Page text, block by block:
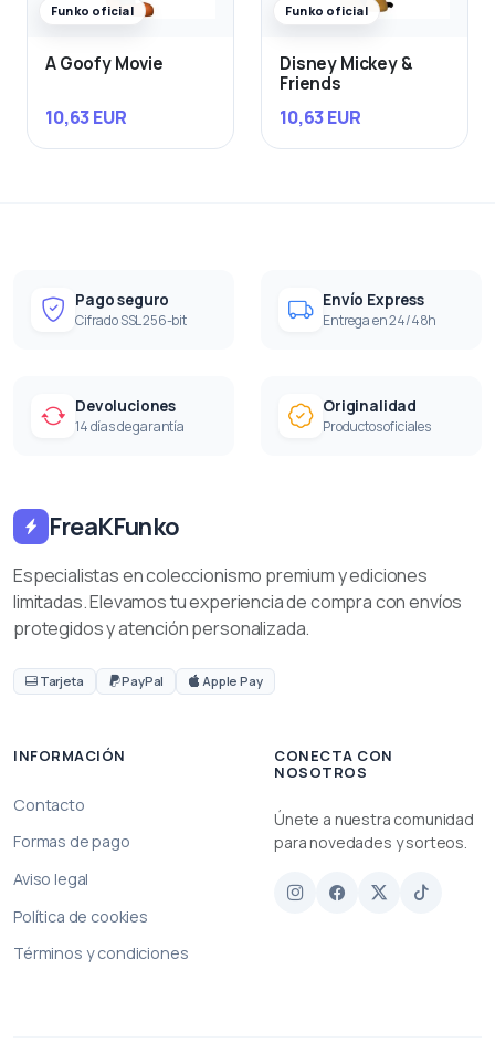
Funko oficial
A Goofy Movie
10,63 EUR
Funko oficial
Disney Mickey &
Friends
10,63 EUR
Pago seguro
Cifrado SSL 256-bit
Envío Express
Entrega en 24/48h
Devoluciones
14 días de garantía
Originalidad
Productos oficiales
FreaKFunko
Especialistas en coleccionismo premium y ediciones
limitadas. Elevamos tu experiencia de compra con envíos
protegidos y atención personalizada.
Tarjeta PayPal Apple Pay
INFORMACIÓN
Contacto
Formas de pago
Aviso legal
Política de cookies
Términos y condiciones
CONECTA CON
NOSOTROS
Únete a nuestra comunidad
para novedades y sorteos.